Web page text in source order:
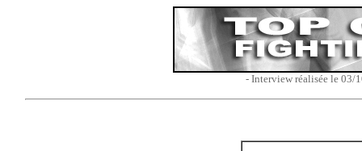
- Interview réalisée le 03/